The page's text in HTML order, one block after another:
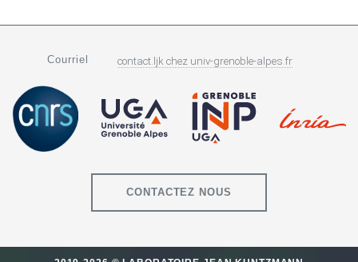
Courriel contact.ljk chez univ-grenoble-alpes.fr
CONTACTEZ NOUS